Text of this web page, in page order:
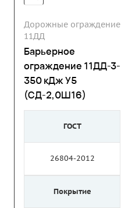
Дорожные ограждение
11ДД
Барьерное
ограждение 11ДД-3-
350 кДж У5
(СД-2,0Ш16)
ГОСТ
26804-2012
Покрытие